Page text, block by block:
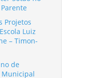
Projetos
Luiz
– Timon-
de
Municipal